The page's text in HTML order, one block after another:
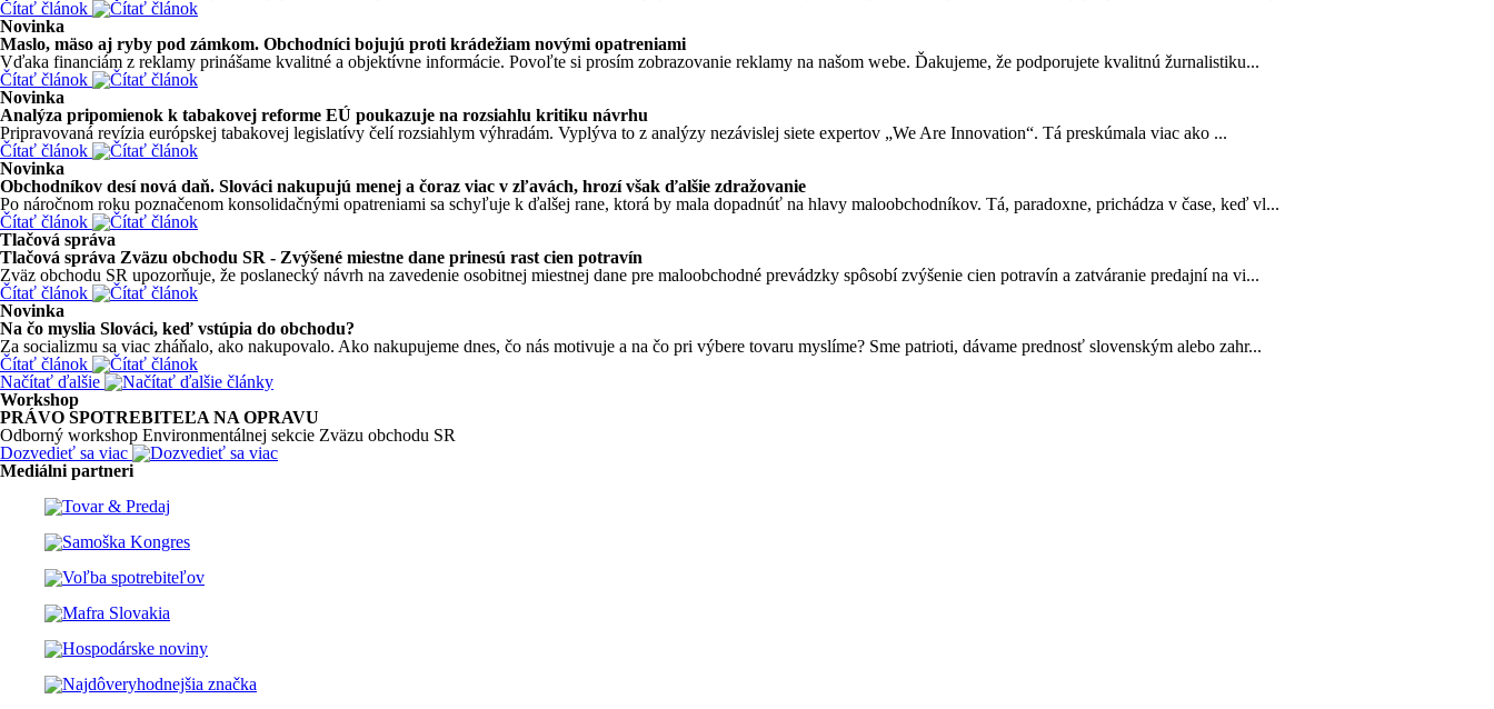
Čítať článok
Novinka
Maslo, mäso aj ryby pod zámkom. Obchodníci bojujú proti krádežiam novými opatreniami
Vďaka financiám z reklamy prinášame kvalitné a objektívne informácie. Povoľte si prosím zobrazovanie reklamy na našom webe. Ďakujeme, že podporujete kvalitnú žurnalistiku...
Čítať článok
Novinka
Analýza pripomienok k tabakovej reforme EÚ poukazuje na rozsiahlu kritiku návrhu
Pripravovaná revízia európskej tabakovej legislatívy čelí rozsiahlym výhradám. Vyplýva to z analýzy nezávislej siete expertov „We Are Innovation“. Tá preskúmala viac ako ...
Čítať článok
Novinka
Obchodníkov desí nová daň. Slováci nakupujú menej a čoraz viac v zľavách, hrozí však ďalšie zdražovanie
Po náročnom roku poznačenom konsolidačnými opatreniami sa schyľuje k ďalšej rane, ktorá by mala dopadnúť na hlavy maloobchodníkov. Tá, paradoxne, prichádza v čase, keď vl...
Čítať článok
Tlačová správa
Tlačová správa Zväzu obchodu SR - Zvýšené miestne dane prinesú rast cien potravín
Zväz obchodu SR upozorňuje, že poslanecký návrh na zavedenie osobitnej miestnej dane pre maloobchodné prevádzky spôsobí zvýšenie cien potravín a zatváranie predajní na vi...
Čítať článok
Novinka
Na čo myslia Slováci, keď vstúpia do obchodu?
Za socializmu sa viac zháňalo, ako nakupovalo. Ako nakupujeme dnes, čo nás motivuje a na čo pri výbere tovaru myslíme? Sme patrioti, dávame prednosť slovenským alebo zahr...
Čítať článok
Načítať ďalšie
Workshop
PRÁVO SPOTREBITEĽA NA OPRAVU
Odborný workshop Environmentálnej sekcie Zväzu obchodu SR
Dozvedieť sa viac
Mediálni partneri